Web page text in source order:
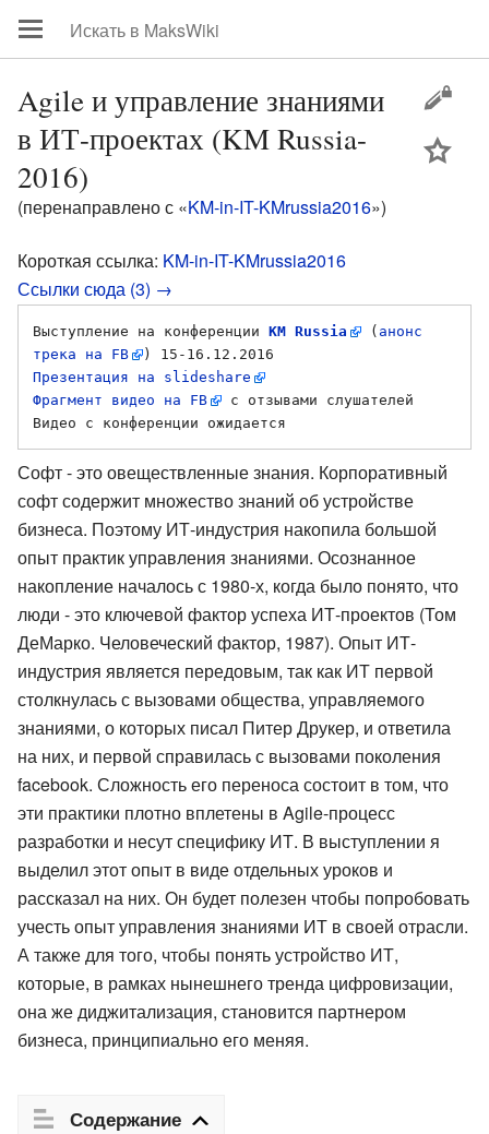
Agile и управление знаниями
в ИТ-проектах (KM Russia-
2016)
(перенаправлено с «KM-in-IT-KMrussia2016»)
Короткая ссылка: KM-in-IT-KMrussia2016
Ссылки сюда (3) →
Выступление на конференции KM Russia ( анонс
трека на FB
Презентация на slideshare
Фрагмент видео на FB
с отзывами слушателей
Софт - это овеществленные знания. Корпоративный
софт содержит множество знаний об устройстве
бизнеса. Поэтому ИТ-индустрия накопила большой
опыт практик управления знаниями. Осознанное
накопление началось с 1980-х, когда было понято, что
люди - это ключевой фактор успеха ИТ-проектов (Том
ДеМарко. Человеческий фактор, 1987). Опыт ИТ-
индустрия является передовым, так как ИТ первой
столкнулась с вызовами общества, управляемого
знаниями, о которых писал Питер Друкер, и ответила
на них, и первой справилась с вызовами поколения
facebook. Сложность его переноса состоит в том, что
эти практики плотно вплетены в Agile-процесс
разработки и несут специфику ИТ. В выступлении я
выделил этот опыт в виде отдельных уроков и
рассказал на них. Он будет полезен чтобы попробовать
учесть опыт управления знаниями ИТ в своей отрасли.
А также для того, чтобы понять устройство ИТ,
которые, в рамках нынешнего тренда цифровизации,
она же диджитализация, становится партнером
бизнеса, принципиально его меняя.
Содержание